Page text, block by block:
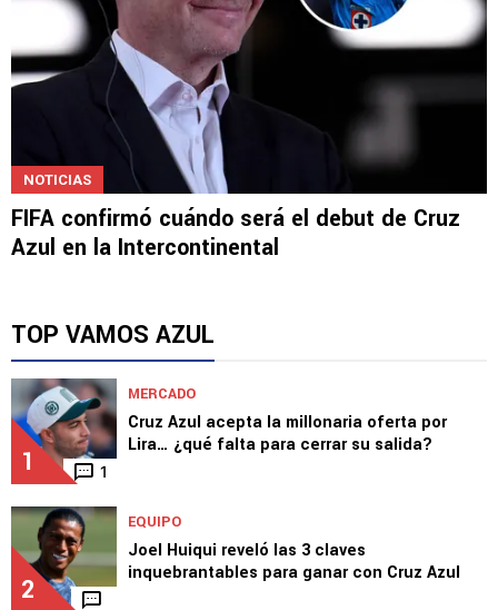
NOTICIAS
FIFA confirmó cuándo será el debut de Cruz
Azul en la Intercontinental
TOP VAMOS AZUL
1 1
MERCADO
Cruz Azul acepta la millonaria oferta por
Lira… ¿qué falta para cerrar su salida?
2
EQUIPO
Joel Huiqui reveló las 3 claves
inquebrantables para ganar con Cruz Azul